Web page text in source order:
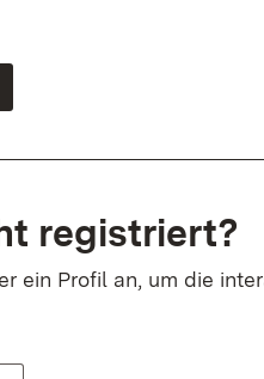
registriert?
ein Profil an, um die